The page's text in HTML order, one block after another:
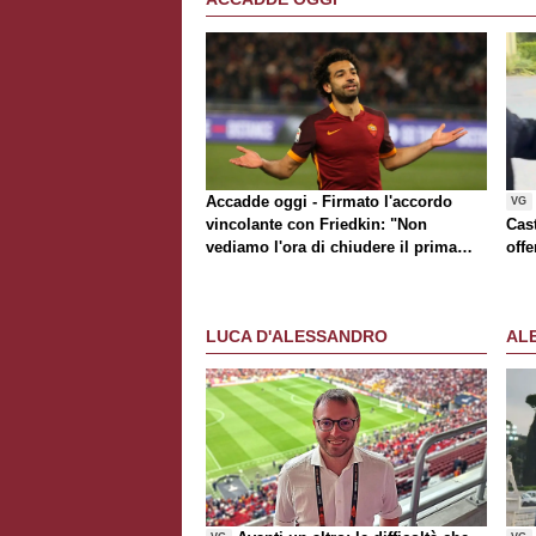
Accadde oggi - Firmato l'accordo
vincolante con Friedkin: "Non
vediamo l'ora di chiudere il prima
VG
LUCA D'ALESSANDRO